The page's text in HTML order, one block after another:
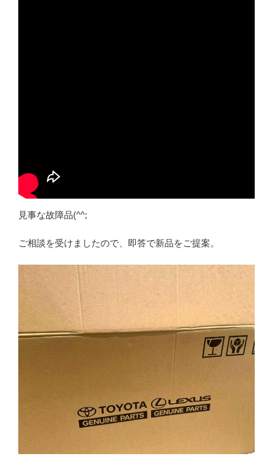
見事な故障品(^^;
ご相談を受けましたので、即答で新品をご提案。